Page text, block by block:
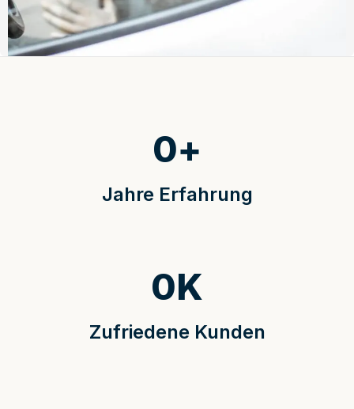
Jahre Erfahrung
0+
Zufriedene Kunden
0K